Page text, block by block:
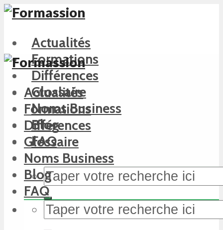
Actualités
Formations
Différences
Glossaire
Noms Business
Blog
FAQ
Actualités
Formations
Différences
Glossaire
Noms Business
Blog
FAQ